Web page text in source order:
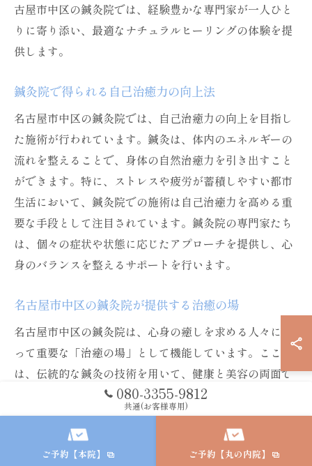
古屋市中区の鍼灸院では、経験豊かな専門家が一人ひと
りに寄り添い、最適なナチュラルヒーリングの体験を提
供します。
鍼灸院で得られる自己治癒力の向上法
名古屋市中区の鍼灸院では、自己治癒力の向上を目指し
た施術が行われています。鍼灸は、体内のエネルギーの
流れを整えることで、身体の自然治癒力を引き出すこと
ができます。特に、ストレスや疲労が蓄積しやすい都市
生活において、鍼灸院での施術は自己治癒力を高める重
要な手段として注目されています。鍼灸院の専門家たち
は、個々の症状や状態に応じたアプローチを提供し、心
身のバランスを整えるサポートを行います。
名古屋市中区の鍼灸院が提供する治癒の場
名古屋市中区の鍼灸院は、心身の癒しを求める人々にと
って重要な「治癒の場」として機能しています。ここで
は、伝統的な鍼灸の技術を用いて、健康と美容の両面で
効果を実感できる施術が行われています。特に、長時間
のデスクワークやストレスが原因で生じる不調を改善す
るために、鍼灸院での施術が広く利用されています。鍼
灸院は、心地よい雰囲気と熟練の施術者によるケアを求
080-3355-9812
共通(お客様専用)
ご予約【本院】 ご予約【丸の内院】